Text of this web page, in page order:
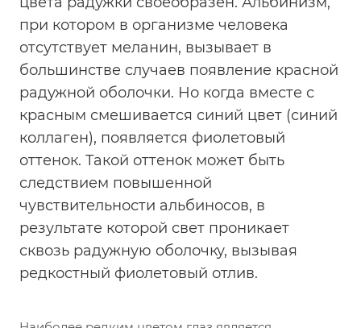
при котором в организме человека
отсутствует меланин, вызывает в
большинстве случаев появление красной
радужной оболочки. Но когда вместе с
красным смешивается синий цвет (синий
коллаген), появляется фиолетовый
оттенок. Такой оттенок может быть
следствием повышенной
чувствительности альбиносов, в
результате которой свет проникает
сквозь радужную оболочку, вызывая
редкостный фиолетовый отлив.